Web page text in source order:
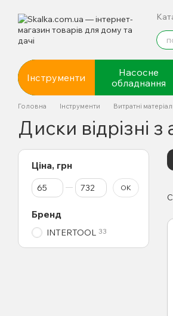
Інструменти
Насосне
обладнання
Головна Інструменти Витратні
Диски відрізні
Ціна, грн
Від Ціна, грн
До Ціна, грн ОК
Бренд
INTERTOOL 33